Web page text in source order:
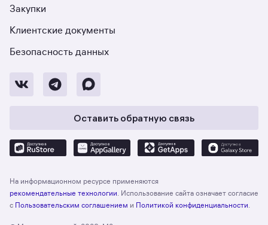
Закупки
Клиентские документы
Безопасность данных
Оставить обратную связь
На информационном ресурсе применяются
рекомендательные технологии . Использование сайта означает согласие
с Пользовательским соглашением и Политикой конфиденциальности